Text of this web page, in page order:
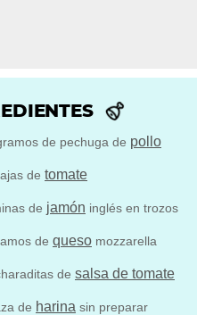
de pechuga de pollo
de tomate
de jamón inglés en trozos
de queso mozzarella
de salsa de tomate
de harina sin preparar